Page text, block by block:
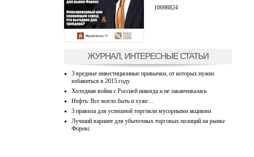
10698824
ЖУРНАЛ, ИНТЕРЕСНЫЕ СТАТЬИ
3 вредные инвестиционные привычки, от которых нужно
избавиться в 2015 году
Холодная война с Россией никогда и не заканчивалась
Нефть: Все могло быть и хуже…
3 правила для успешной торговли мусорными акциями
Лучший вариант для убыточных торговых позиций на рынке
Форекс